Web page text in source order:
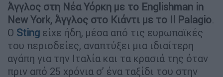
Άγγλος στη Νέα Υόρκη με το Englishman in
New York, Άγγλος στο Kιάντι με το Il Palagio.
O Sting είχε ήδη, μέσα από τις ευρωπαϊκές
του περιοδείες, αναπτύξει μια ιδιαίτερη
αγάπη για την Ιταλία και τα κρασιά της όταν
πριν από 25 χρόνια σ’ ένα ταξίδι του στην